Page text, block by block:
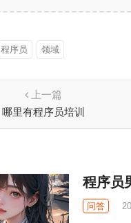
程序员 领域
上一篇
哪里有程序员培训
程序员
问答